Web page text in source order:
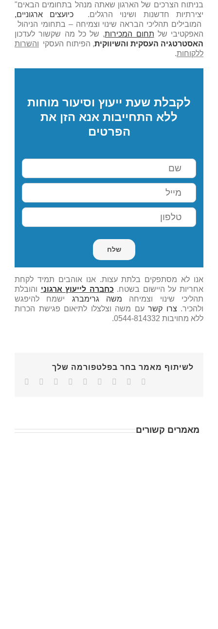
בניתוח הצרכים של הארגון שאתה מנהל בתחומים הבאים"
יצירתיות חדשנות ושינוי הרגלים. כיועצים ארגוניים,
המובילים תהליכי הבראה שינוי וצמיחה – בתחומי הניהול
האפקטיבי של תחום המכירות, של כל מה שקשור לעדכון
האסטרטגיה העסקית והשיווקית, הפיתוח העסקי והשרות
ללקוחות.
לקבלת שעת ייעוץ וסיעור מוחות
ללא התחייבות אנא הזן את
הפרטים
אנו לא מסתפקים בלתת עצות. אנו אוהבים תמיד לקחת
אחריות על היישום בשטח. כחברה לייעוץ ארגוני והובלת
תהליכי שינוי וצמיחה משה גרימברג ישמח להיפגש
ולהכיר. צרו קשר עם משה וצלצלו לתיאום פגישת הכרות
ללא מחויבות 0544-814332.
לשיתוף מאמר בחר בפלטפורמה שלך
מאמרים קשורים